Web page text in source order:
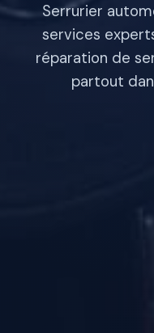
Serrurier
services
réparation de
partout